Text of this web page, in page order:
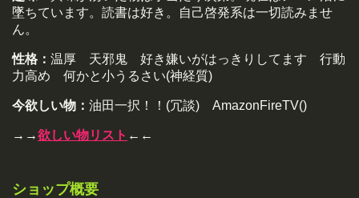
墜ちています。読書は好き。自己啓発系は一切読みませ
ん。
性格： 温厚 天邪鬼 好き嫌いがはっきりしてます 行動
力高め 何かと小うるさい(神経質)
今欲しい物： 油田一択！！(冗談) AmazonFireTV()
→→欲しい物リスト ←←
ショップ概要